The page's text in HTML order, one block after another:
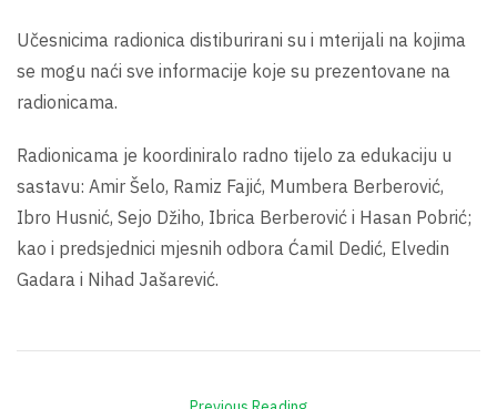
Učesnicima radionica distiburirani su i mterijali na kojima
se mogu naći sve informacije koje su prezentovane na
radionicama.
Radionicama je koordiniralo radno tijelo za edukaciju u
sastavu: Amir Šelo, Ramiz Fajić, Mumbera Berberović,
Ibro Husnić, Sejo Džiho, Ibrica Berberović i Hasan Pobrić;
kao i predsjednici mjesnih odbora Ćamil Dedić, Elvedin
Gadara i Nihad Jašarević.